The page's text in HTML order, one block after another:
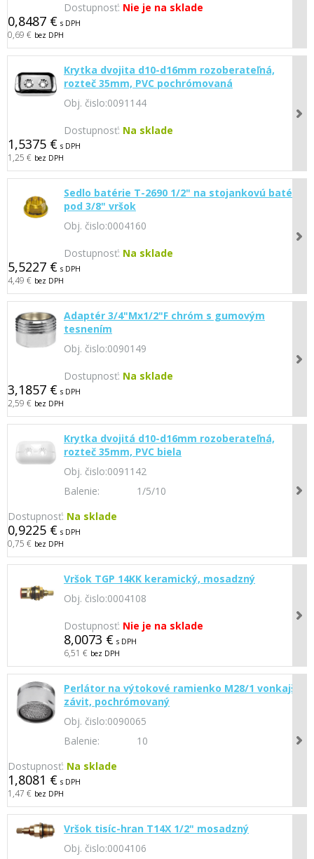
Dostupnosť: Nie je na sklade
0,8487 € s DPH
0,69 € bez DPH
Krytka dvojita d10-d16mm rozoberateľná,
rozteč 35mm, PVC pochrómovaná
Obj. čislo:0091144
Dostupnosť: Na sklade
1,5375 € s DPH
1,25 € bez DPH
Sedlo batérie T-2690 1/2" na stojankovú batériu
pod 3/8" vršok
Obj. čislo:0004160
Dostupnosť: Na sklade
5,5227 € s DPH
4,49 € bez DPH
Adaptér 3/4"Mx1/2"F chróm s gumovým
tesnením
Obj. čislo:0090149
Dostupnosť: Na sklade
3,1857 € s DPH
2,59 € bez DPH
Krytka dvojitá d10-d16mm rozoberateľná,
rozteč 35mm, PVC biela
Obj. čislo:0091142
Balenie:
1/5/10
Dostupnosť: Na sklade
0,9225 € s DPH
0,75 € bez DPH
Vršok TGP 14KK keramický, mosadzný
Obj. čislo:0004108
Dostupnosť: Nie je na sklade
8,0073 € s DPH
6,51 € bez DPH
Perlátor na výtokové ramienko M28/1 vonkajší
závit, pochrómovaný
Obj. čislo:0090065
Balenie:
10
Dostupnosť: Na sklade
1,8081 € s DPH
1,47 € bez DPH
Vršok tisíc-hran T14X 1/2" mosadzný
Obj. čislo:0004106